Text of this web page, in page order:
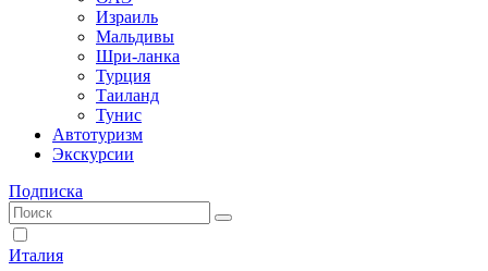
Израиль
Мальдивы
Шри-ланка
Турция
Таиланд
Тунис
Автотуризм
Экскурсии
Подписка
Италия